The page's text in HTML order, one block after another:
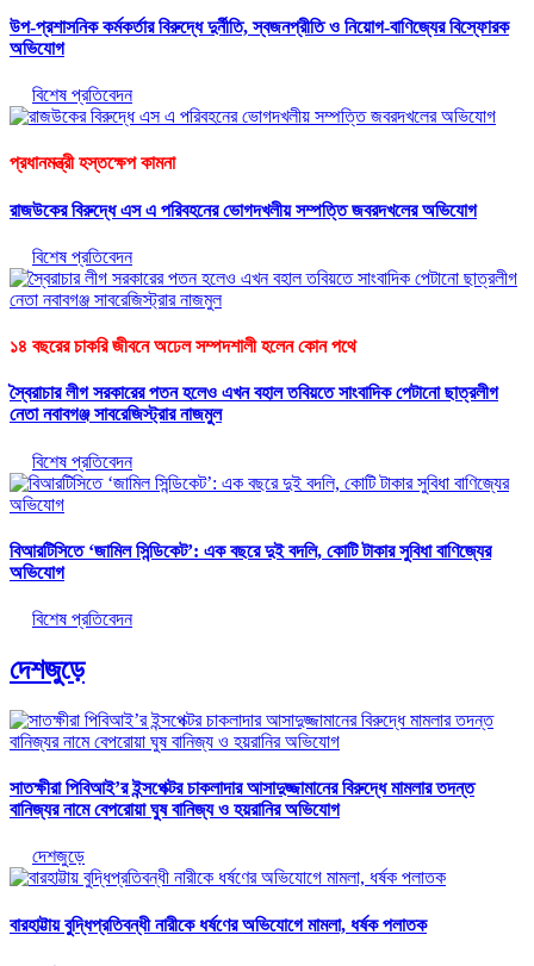
উপ-প্রশাসনিক কর্মকর্তার বিরুদ্ধে দুর্নীতি, স্বজনপ্রীতি ও নিয়োগ-বাণিজ্যের বিস্ফোরক
অভিযোগ
বিশেষ প্রতিবেদন
প্রধানমন্ত্রী হস্তক্ষেপ কামনা
রাজউকের বিরুদ্ধে এস এ পরিবহনের ভোগদখলীয় সম্পত্তি জবরদখলের অভিযোগ
বিশেষ প্রতিবেদন
১৪ বছরের চাকরি জীবনে অঢেল সম্পদশালী হলেন কোন পথে
স্বৈরাচার লীগ সরকারের পতন হলেও এখন বহাল তবিয়তে সাংবাদিক পেটানো ছাত্রলীগ
নেতা নবাবগঞ্জ সাবরেজিস্ট্রার নাজমুল
বিশেষ প্রতিবেদন
বিআরটিসিতে ‘জামিল সিন্ডিকেট’: এক বছরে দুই বদলি, কোটি টাকার সুবিধা বাণিজ্যের
অভিযোগ
বিশেষ প্রতিবেদন
দেশজুড়ে
সাতক্ষীরা পিবিআই’র ইন্সপেক্টর চাকলাদার আসাদুজ্জামানের বিরুদ্ধে মামলার তদন্ত
বানিজ্যর নামে বেপরোয়া ঘুষ বানিজ্য ও হয়রানির অভিযোগ
দেশজুড়ে
বারহাট্টায় বুদ্ধিপ্রতিবন্ধী নারীকে ধর্ষণের অভিযোগে মামলা, ধর্ষক পলাতক